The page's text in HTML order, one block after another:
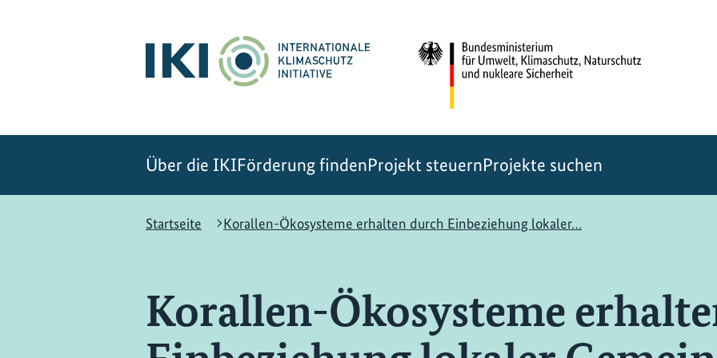
Über die IKIFörderung findenProjekt steuernProjekte suchen
Startseite
Korallen-Ökosysteme erhalten durch Einbeziehung lokaler…
Korallen-Ökosysteme